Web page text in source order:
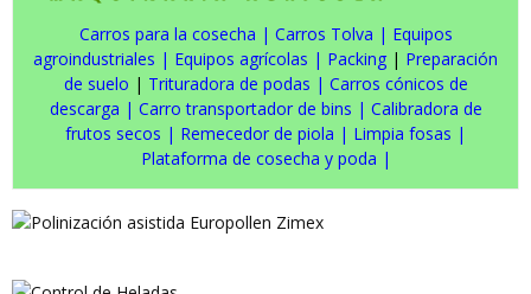
Carros para la cosecha | Carros Tolva | Equipos
agroindustriales | Equipos agrícolas | Packing | Preparación
de suelo | Trituradora de podas | Carros cónicos de
descarga | Carro transportador de bins | Calibradora de
frutos secos | Remecedor de piola | Limpia fosas |
Plataforma de cosecha y poda |